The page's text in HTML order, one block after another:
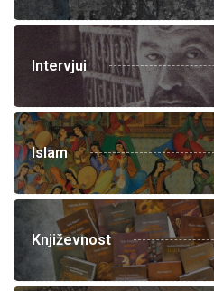
Intervjui
Islam
Književnost